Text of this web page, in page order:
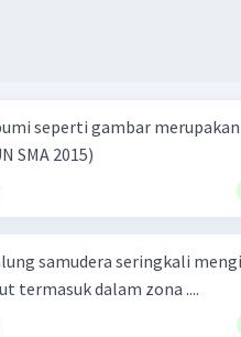
seperti gambar
…. (UN SMA 2015)
samudera seringkali
termasuk dalam zona ....